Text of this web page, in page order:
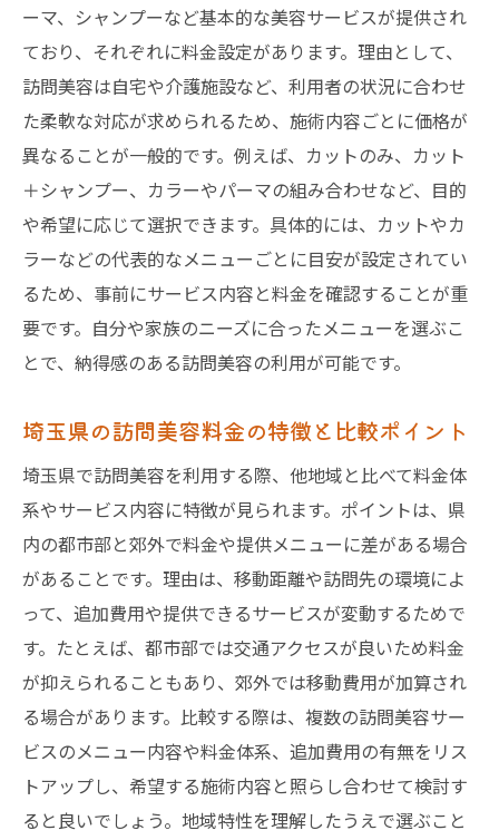
ーマ、シャンプーなど基本的な美容サービスが提供され
ており、それぞれに料金設定があります。理由として、
訪問美容は自宅や介護施設など、利用者の状況に合わせ
た柔軟な対応が求められるため、施術内容ごとに価格が
異なることが一般的です。例えば、カットのみ、カット
＋シャンプー、カラーやパーマの組み合わせなど、目的
や希望に応じて選択できます。具体的には、カットやカ
ラーなどの代表的なメニューごとに目安が設定されてい
るため、事前にサービス内容と料金を確認することが重
要です。自分や家族のニーズに合ったメニューを選ぶこ
とで、納得感のある訪問美容の利用が可能です。
埼玉県の訪問美容料金の特徴と比較ポイント
埼玉県で訪問美容を利用する際、他地域と比べて料金体
系やサービス内容に特徴が見られます。ポイントは、県
内の都市部と郊外で料金や提供メニューに差がある場合
があることです。理由は、移動距離や訪問先の環境によ
って、追加費用や提供できるサービスが変動するためで
す。たとえば、都市部では交通アクセスが良いため料金
が抑えられることもあり、郊外では移動費用が加算され
る場合があります。比較する際は、複数の訪問美容サー
ビスのメニュー内容や料金体系、追加費用の有無をリス
トアップし、希望する施術内容と照らし合わせて検討す
ると良いでしょう。地域特性を理解したうえで選ぶこと